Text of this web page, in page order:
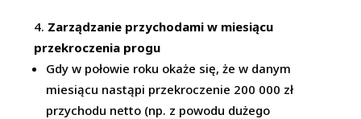
Zarządzanie przychodami w miesiącu
przekroczenia progu
Gdy w połowie roku okaże się, że w danym
miesiącu nastąpi przekroczenie 200 000 zł
przychodu netto (np. z powodu dużego